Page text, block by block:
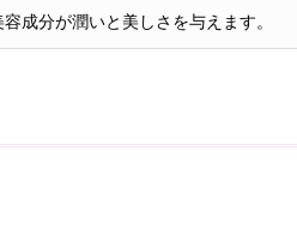
成分が潤いと美しさを与えます。